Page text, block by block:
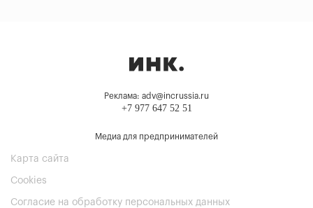
Реклама: adv@incrussia.ru
+7 977 647 52 51
Медиа для предпринимателей
Карта сайта
Cookies
Согласие на обработку персональных данных